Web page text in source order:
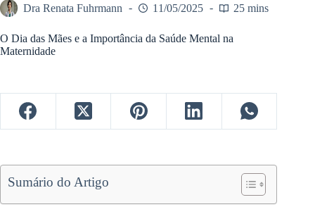
Dra Renata Fuhrmann
11/05/2025 25 mins
O Dia das Mães e a Importância da Saúde Mental na
Maternidade
Sumário do Artigo